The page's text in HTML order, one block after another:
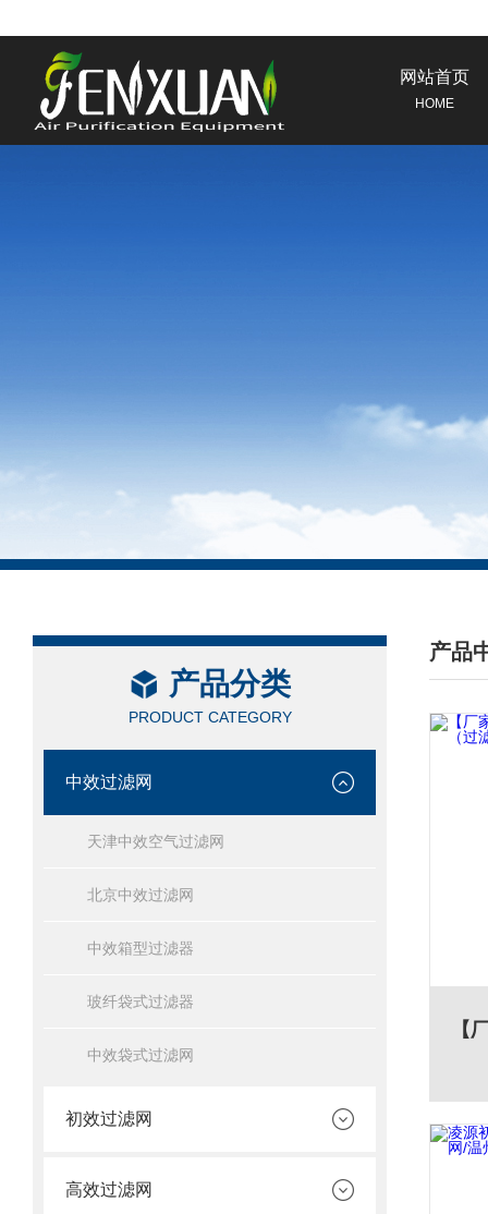
网站首页
HOME
产品分类
PRODUCT CATEGORY
中效过滤网
天津中效空气过滤网
北京中效过滤网
中效箱型过滤器
玻纤袋式过滤器
中效袋式过滤网
初效过滤网
高效过滤网
产品
/